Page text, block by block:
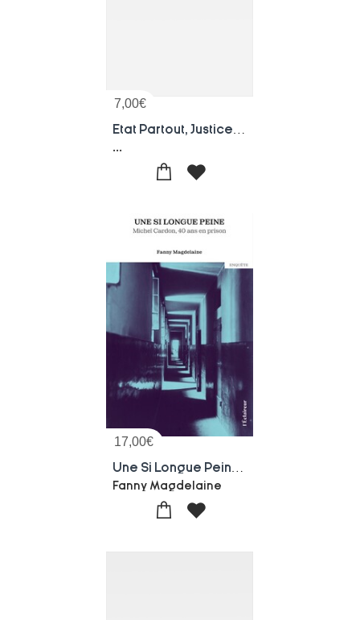
7,00€
...
17,00€
Fanny Magdelaine